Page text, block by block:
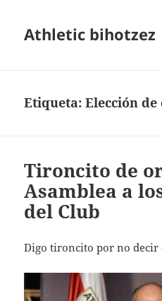
Athletic bihotzez
Etiqueta:Elección
Tironcito de
Asamblea a
del Club
Digo tironcito por no decir